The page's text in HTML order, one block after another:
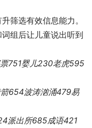
筛选有效信息能力。
组后让儿童说出听到
751婴儿230老虎595